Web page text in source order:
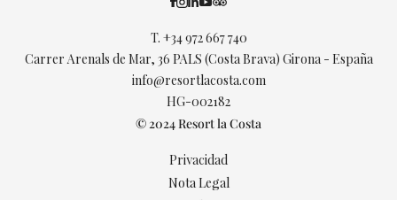
T. +34 972 667 740
Carrer Arenals de Mar, 36 PALS (Costa Brava) Girona - España
info@resortlacosta.com
HG-002182
© 2024 Resort la Costa
Privacidad
Nota Legal